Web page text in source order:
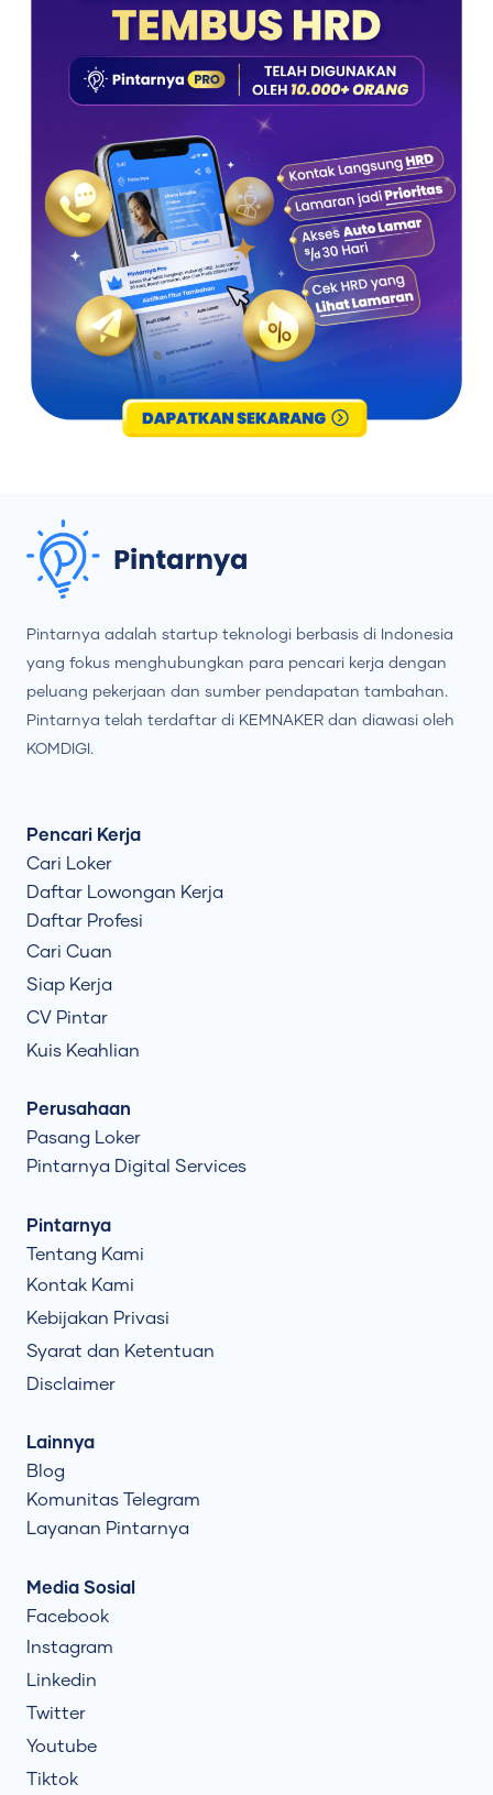
Pintarnya adalah startup teknologi berbasis di Indonesia
yang fokus menghubungkan para pencari kerja dengan
peluang pekerjaan dan sumber pendapatan tambahan.
Pintarnya telah terdaftar di KEMNAKER dan diawasi oleh
KOMDIGI.
Pencari Kerja
Cari Loker
Daftar Lowongan Kerja
Daftar Profesi
Cari Cuan
Siap Kerja
CV Pintar
Kuis Keahlian
Perusahaan
Pasang Loker
Pintarnya Digital Services
Pintarnya
Tentang Kami
Kontak Kami
Kebijakan Privasi
Syarat dan Ketentuan
Disclaimer
Lainnya
Blog
Komunitas Telegram
Layanan Pintarnya
Media Sosial
Facebook
Instagram
Linkedin
Twitter
Youtube
Tiktok